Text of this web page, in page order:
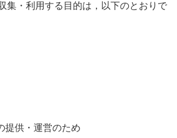
集・利用する目的は，以下のとおりで
提供・運営のため